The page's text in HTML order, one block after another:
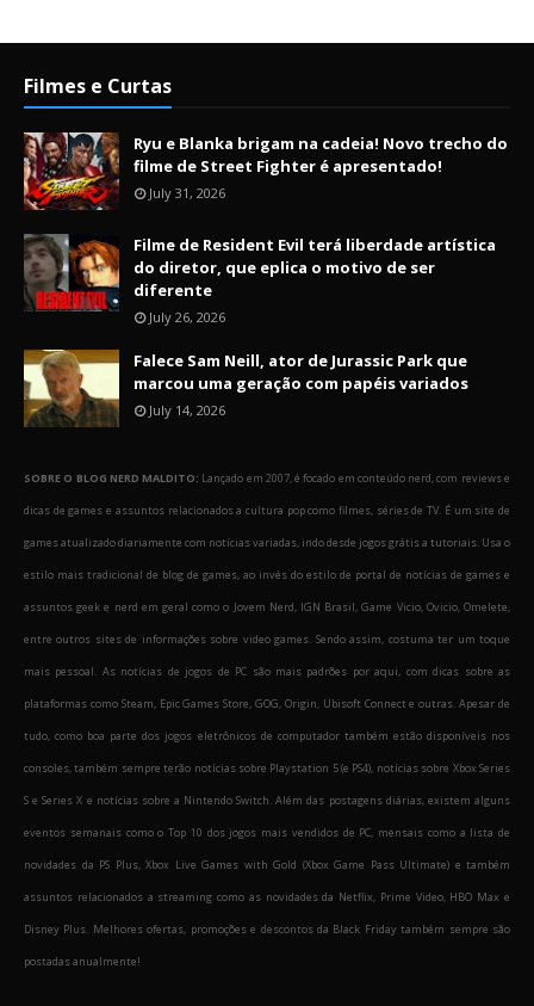
Filmes e Curtas
Ryu e Blanka brigam na cadeia! Novo trecho do
filme de Street Fighter é apresentado!
July 31, 2026
Filme de Resident Evil terá liberdade artística
do diretor, que eplica o motivo de ser
diferente
July 26, 2026
Falece Sam Neill, ator de Jurassic Park que
marcou uma geração com papéis variados
July 14, 2026
SOBRE O BLOG NERD MALDITO: Lançado em 2007, é focado em conteúdo nerd, com reviews e
dicas de games e assuntos relacionados a cultura pop como filmes, séries de TV. É um site de
games atualizado diariamente com notícias variadas, indo desde jogos grátis a tutoriais. Usa o
estilo mais tradicional de blog de games, ao invés do estilo de portal de notícias de games e
assuntos geek e nerd em geral como o Jovem Nerd, IGN Brasil, Game Vicio, Ovicio, Omelete,
entre outros sites de informações sobre video games. Sendo assim, costuma ter um toque
mais pessoal. As notícias de jogos de PC são mais padrões por aqui, com dicas sobre as
plataformas como Steam, Epic Games Store, GOG, Origin, Ubisoft Connect e outras. Apesar de
tudo, como boa parte dos jogos eletrônicos de computador também estão disponíveis nos
consoles, também sempre terão notícias sobre Playstation 5 (e PS4), notícias sobre Xbox Series
S e Series X e notícias sobre a Nintendo Switch. Além das postagens diárias, existem alguns
eventos semanais como o Top 10 dos jogos mais vendidos de PC, mensais como a lista de
novidades da PS Plus, Xbox Live Games with Gold (Xbox Game Pass Ultimate) e também
assuntos relacionados a streaming como as novidades da Netflix, Prime Video, HBO Max e
Disney Plus. Melhores ofertas, promoções e descontos da Black Friday também sempre são
postadas anualmente!